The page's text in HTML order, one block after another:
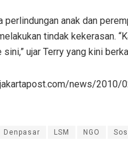
perlindungan anak dan
tindak kekerasan.
ujar Terry yang kini
news/
Denpasar LSM NGO